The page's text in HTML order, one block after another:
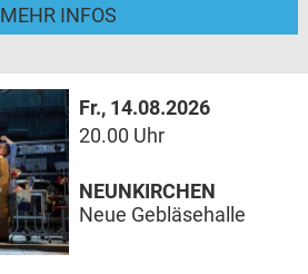
MEHR INFOS
Fr., 14.08.2026
20.00 Uhr
NEUNKIRCHEN
Neue Gebläsehalle